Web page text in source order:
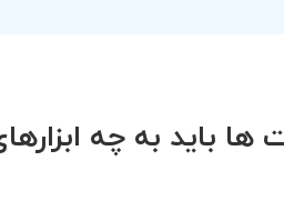
ها باید به چه